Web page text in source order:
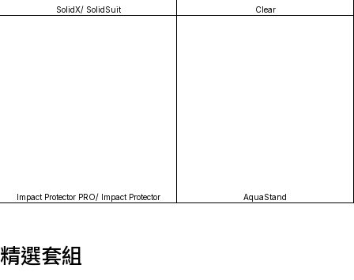
SolidX/ SolidSuit Clear
Impact Protector PRO/ Impact Protector AquaStand
精選套組